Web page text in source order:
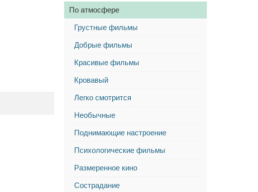
По атмосфере
Грустные фильмы
Добрые фильмы
Красивые фильмы
Кровавый
Легко смотрится
Необычные
Поднимающие настроение
Психологические фильмы
Размеренное кино
Сострадание